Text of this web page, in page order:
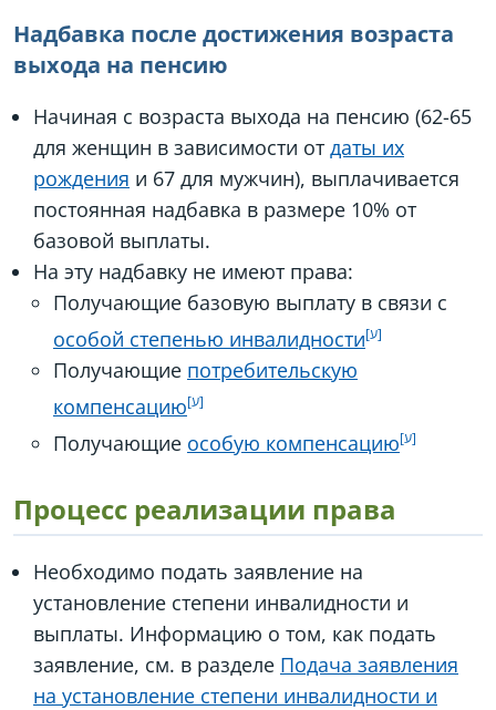
Надбавка после достижения возраста
выхода на пенсию
Начиная с возраста выхода на пенсию (62-65
для женщин в зависимости отдаты их
рождения и 67 для мужчин), выплачивается
постоянная надбавка в размере 10% от
базовой выплаты.
На эту надбавку не имеют права:
Получающие базовую выплату в связи с
особой степенью инвалидности
Получающие потребительскую
компенсацию
Получающие особую компенсацию
Процесс реализации права
Необходимо подать заявление на
установление степени инвалидности и
выплаты. Информацию о том, как подать
заявление, см. в разделе Подача заявления
на установление степени инвалидности и